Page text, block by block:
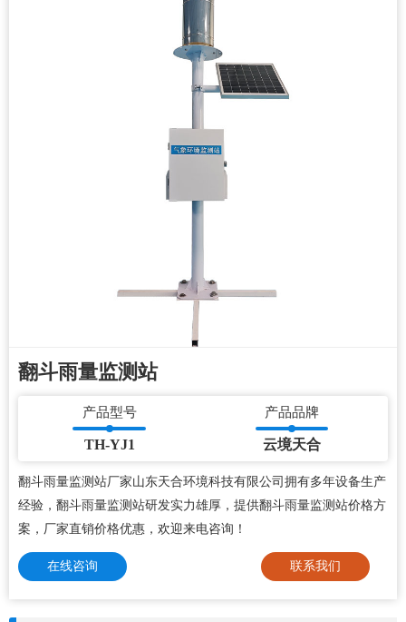
翻斗雨量监测站
产品型号
TH-YJ1
产品品牌
云境天合
翻斗雨量监测站厂家山东天合环境科技有限公司拥有多年设备生产
经验，翻斗雨量监测站研发实力雄厚，提供翻斗雨量监测站价格方
案，厂家直销价格优惠，欢迎来电咨询！
在线咨询 联系我们